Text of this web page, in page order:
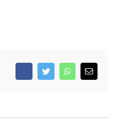
FacebookTwitterWhatsApp
Email